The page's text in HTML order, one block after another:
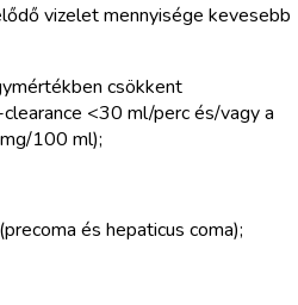
vizelet mennyisége kevesebb
csökkent
<30 ml/perc és/vagy a
100 ml);
és hepaticus coma);